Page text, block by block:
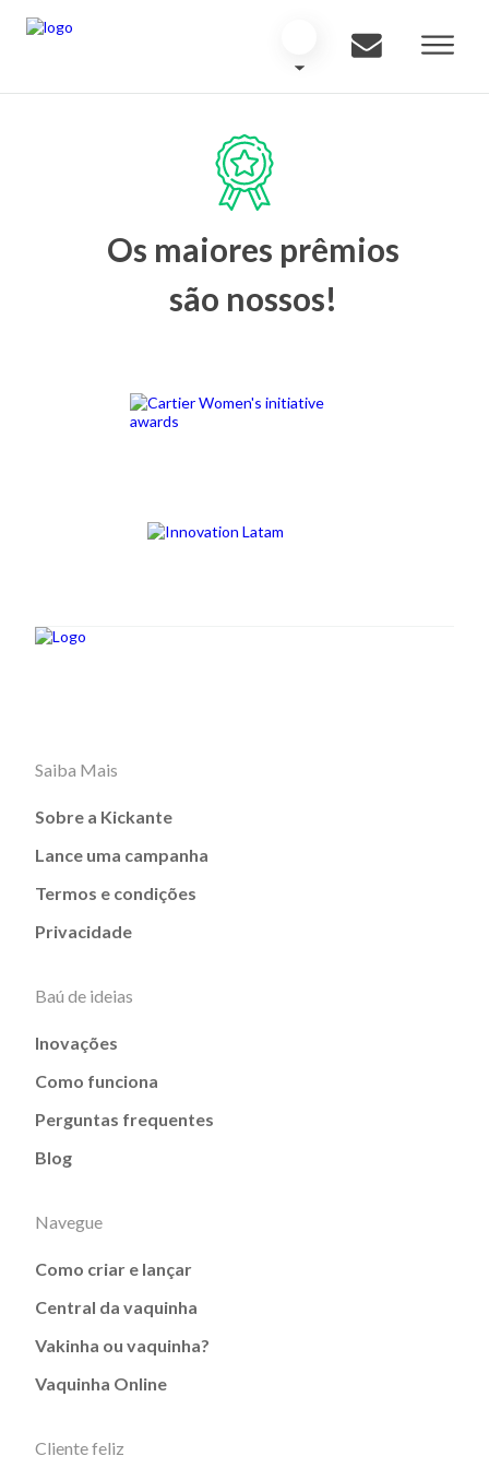
Os maiores prêmios
são nossos!
Saiba Mais
Sobre a Kickante
Lance uma campanha
Termos e condições
Privacidade
Baú de ideias
Inovações
Como funciona
Perguntas frequentes
Blog
Navegue
Como criar e lançar
Central da vaquinha
Vakinha ou vaquinha?
Vaquinha Online
Cliente feliz